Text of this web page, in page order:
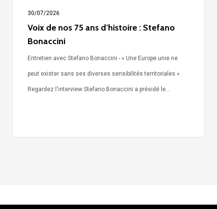
30/07/2026
Voix de nos 75 ans d’histoire : Stefano
Bonaccini
Entretien avec Stefano Bonaccini - « Une Europe unie ne
peut exister sans ses diverses sensibilités territoriales »
Regardez l'interview Stefano Bonaccini a présidé le…